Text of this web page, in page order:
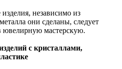
независимо из
они сделаны, следует
ювелирную мастерскую.
с кристаллами,